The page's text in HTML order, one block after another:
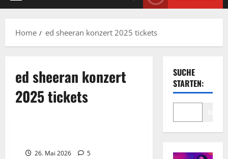
Home ed sheeran konzert 2025 tickets
ed sheeran konzert
2025 tickets
26. Mai 2026 5
SUCHE
STARTEN: